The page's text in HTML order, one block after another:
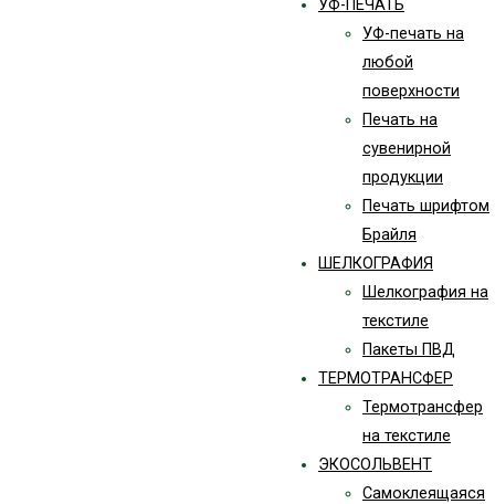
УФ-ПЕЧАТЬ
УФ-печать на
любой
поверхности
Печать на
сувенирной
продукции
Печать шрифтом
Брайля
ШЕЛКОГРАФИЯ
Шелкография на
текстиле
Пакеты ПВД
ТЕРМОТРАНСФЕР
Термотрансфер
на текстиле
ЭКОСОЛЬВЕНТ
Самоклеящаяся